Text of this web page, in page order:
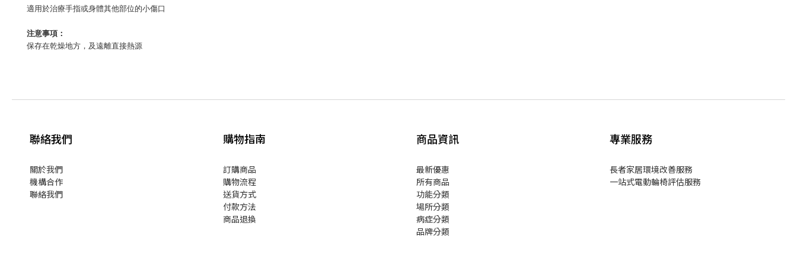
適用於治療手指或身體其他部位的小傷口
注意事項：
保存在乾燥地方，及遠離直接熱源
聯絡我們
關於我們
機構合作
聯絡我們
購物指南
訂購商品
購物流程
送貨方式
付款方法
商品退換
商品資訊
最新優惠
所有商品
功能分類
場所分類
病症分類
品牌分類
專業服務
長者家居環境改善服務
一站式電動輪椅評估服務